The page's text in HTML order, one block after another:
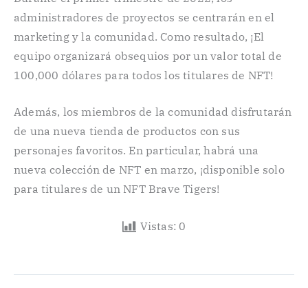
administradores de proyectos se centrarán en el
marketing y la comunidad. Como resultado, ¡El
equipo organizará obsequios por un valor total de
100,000 dólares para todos los titulares de NFT!
Además, los miembros de la comunidad disfrutarán
de una nueva tienda de productos con sus
personajes favoritos. En particular, habrá una
nueva colección de NFT en marzo, ¡disponible solo
para titulares de un NFT Brave Tigers!
Vistas: 0